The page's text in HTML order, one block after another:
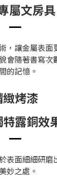
屬文房具
，讓金屬表面
會隨著書寫次
的記憶。
緻烤漆
露銅效
表面細細研磨
妙之處。